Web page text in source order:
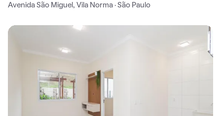
Avenida São Miguel, Vila Norma · São Paulo